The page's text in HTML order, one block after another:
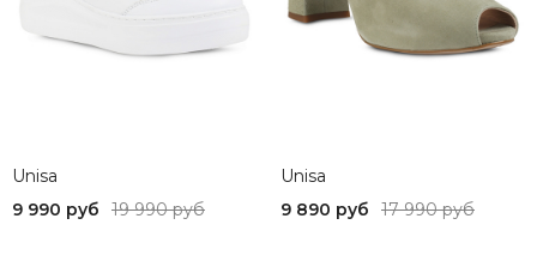
Unisa
9 990 руб
19 990 руб
Unisa
9 890 руб
17 990 руб